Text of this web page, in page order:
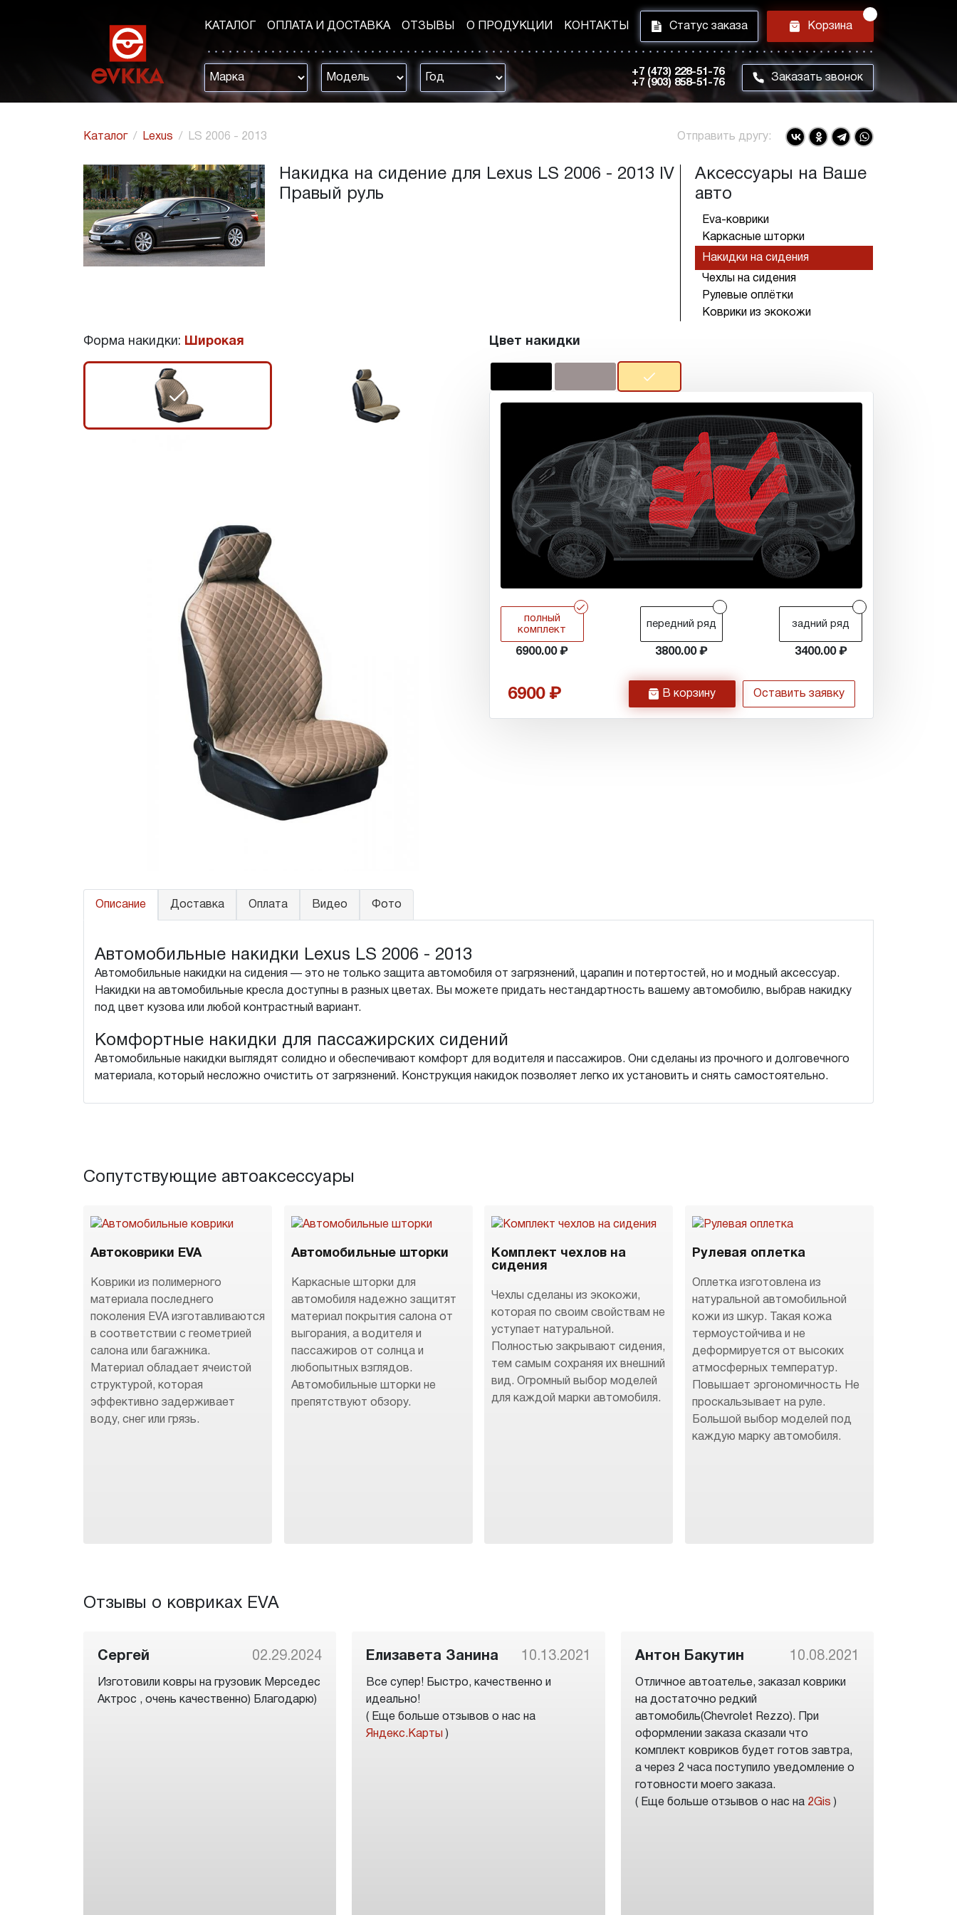
КАТАЛОГ ОПЛАТА И ДОСТАВКА ОТЗЫВЫ О ПРОДУКЦИИ КОНТАКТЫ i Статус заказа h Корзина
+7 (473) 228-51-76
+7 (903) 858-51-76
m Заказать звонок
Каталог Lexus LS 2006 - 2013 Отправить другу:
Накидка на сидение для Lexus LS 2006 - 2013 IV
Правый руль
Аксессуары на Ваше
авто
Eva-коврики
Каркасные шторки
Накидки на сидения
Чехлы на сидения
Рулевые оплётки
Коврики из экокожи
Форма накидки: Широкая
r
Цвет накидки
r
полный
комплект
6900.00
передний ряд
3800.00
задний ряд
3400.00
6900 h В корзину Оставить заявку
Описание Доставка Оплата Видео Фото
Автомобильные накидки Lexus LS 2006 - 2013
Автомобильные накидки на сидения — это не только защита автомобиля от загрязнений, царапин и потертостей, но и модный аксессуар.
Накидки на автомобильные кресла доступны в разных цветах. Вы можете придать нестандартность вашему автомобилю, выбрав накидку
под цвет кузова или любой контрастный вариант.
Комфортные накидки для пассажирских сидений
Автомобильные накидки выглядят солидно и обеспечивают комфорт для водителя и пассажиров. Они сделаны из прочного и долговечного
материала, который несложно очистить от загрязнений. Конструкция накидок позволяет легко их установить и снять самостоятельно.
Сопутствующие автоаксессуары
Автоковрики EVA
Коврики из полимерного
материала последнего
поколения EVA изготавливаются
в соответствии с геометрией
салона или багажника.
Материал обладает ячеистой
структурой, которая
эффективно задерживает
воду, снег или грязь.
Автомобильные шторки
Каркасные шторки для
автомобиля надежно защитят
материал покрытия салона от
выгорания, а водителя и
пассажиров от солнца и
любопытных взглядов.
Автомобильные шторки не
препятствуют обзору.
Комплект чехлов на
сидения
Чехлы сделаны из экокожи,
которая по своим свойствам не
уступает натуральной.
Полностью закрывают сидения,
тем самым сохраняя их внешний
вид. Огромный выбор моделей
для каждой марки автомобиля.
Рулевая оплетка
Оплетка изготовлена из
натуральной автомобильной
кожи из шкур. Такая кожа
термоустойчива и не
деформируется от высоких
атмосферных температур.
Повышает эргономичность Не
проскальзывает на руле.
Большой выбор моделей под
каждую марку автомобиля.
Отзывы о ковриках EVA
Сергей 02.29.2024
Изготовили ковры на грузовик Мерседес
Актрос , очень качественно) Благодарю)
Елизавета Занина 10.13.2021
Все супер! Быстро, качественно и
идеально!
( Еще больше отзывов о нас на
Яндекс.Карты )
Антон Бакутин 10.08.2021
Отличное автоателье, заказал коврики
на достаточно редкий
автомобиль(Chevrolet Rezzo). При
оформлении заказа сказали что
комплект ковриков будет готов завтра,
а через 2 часа поступило уведомление о
готовности моего заказа.
( Еще больше отзывов о нас на 2Gis )